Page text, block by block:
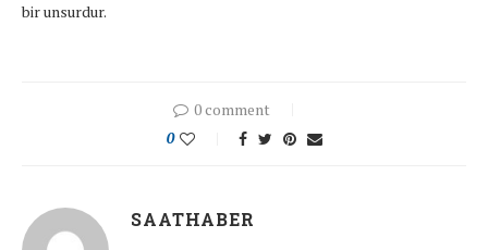
bir unsurdur.
0 comment
0
SAATHABER